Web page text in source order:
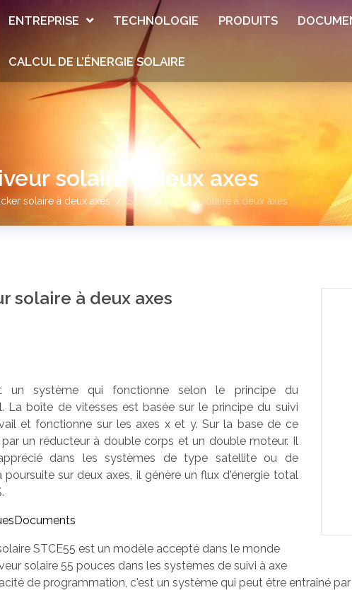
ENTREPRISE TECHNOLOGIE PRODUITS
CALCUL DE L’ÉNERGIE SOLAIRE
solaire à deux axes
solaire à deux axes STCE55 Suiveur solaire à deux axes
solaire à deux axes
un système qui fonctionne selon le principe du
La boîte de vitesses est basée sur le principe du suivi
et fonctionne sur les axes x et y. Sur la base de ce
un réducteur à double corps et un double moteur. Il
dans les systèmes de type satellite ou de
sur deux axes, il génère un flux d'énergie total
Documents
STCE55 est un modèle accepté dans le monde
solaire 55 pouces dans les systèmes de suivi à axe
de programmation, c'est un système qui peut être entraîné